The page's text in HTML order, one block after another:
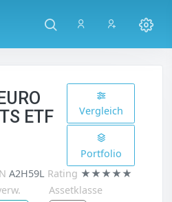
ETF
Vergleich
Portfolio
A2H59L Rating ★★★★★
Assetklasse